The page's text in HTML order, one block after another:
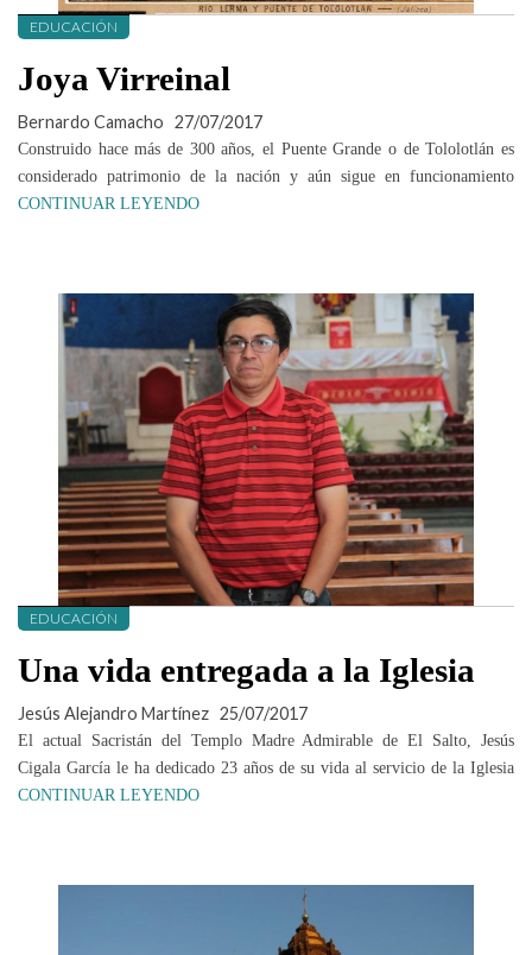
EDUCACIÓN
Joya Virreinal
Bernardo Camacho 27/07/2017
Construido hace más de 300 años, el Puente Grande o de Tololotlán es
considerado patrimonio de la nación y aún sigue en funcionamiento
CONTINUAR LEYENDO
EDUCACIÓN
Una vida entregada a la Iglesia
Jesús Alejandro Martínez 25/07/2017
El actual Sacristán del Templo Madre Admirable de El Salto, Jesús
Cigala García le ha dedicado 23 años de su vida al servicio de la Iglesia
CONTINUAR LEYENDO